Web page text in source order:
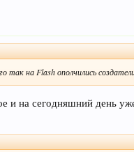
так на Flash ополчились
и на сегодняшний день